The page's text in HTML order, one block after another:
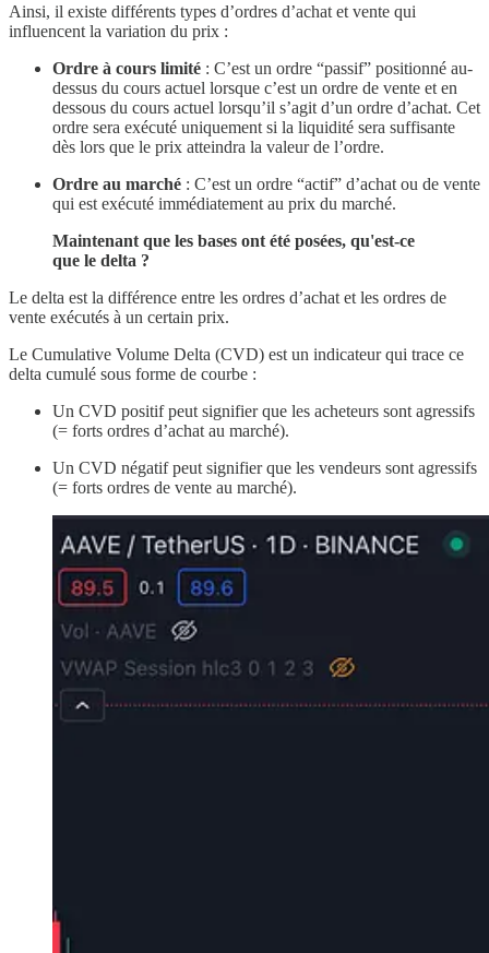
Ainsi, il existe différents types d’ordres d’achat et vente qui
influencent la variation du prix :
Ordre à cours limité : C’est un ordre “passif” positionné au-
dessus du cours actuel lorsque c’est un ordre de vente et en
dessous du cours actuel lorsqu’il s’agit d’un ordre d’achat. Cet
ordre sera exécuté uniquement si la liquidité sera suffisante
dès lors que le prix atteindra la valeur de l’ordre.
Ordre au marché : C’est un ordre “actif” d’achat ou de vente
qui est exécuté immédiatement au prix du marché.
Maintenant que les bases ont été posées, qu'est-ce
que le delta ?
Le delta est la différence entre les ordres d’achat et les ordres de
vente exécutés à un certain prix.
Le Cumulative Volume Delta (CVD) est un indicateur qui trace ce
delta cumulé sous forme de courbe :
Un CVD positif peut signifier que les acheteurs sont agressifs
(= forts ordres d’achat au marché).
Un CVD négatif peut signifier que les vendeurs sont agressifs
(= forts ordres de vente au marché).